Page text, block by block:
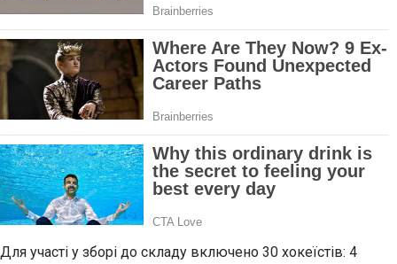
Для участі у зборі до складу включено 30 хокеїстів: 4